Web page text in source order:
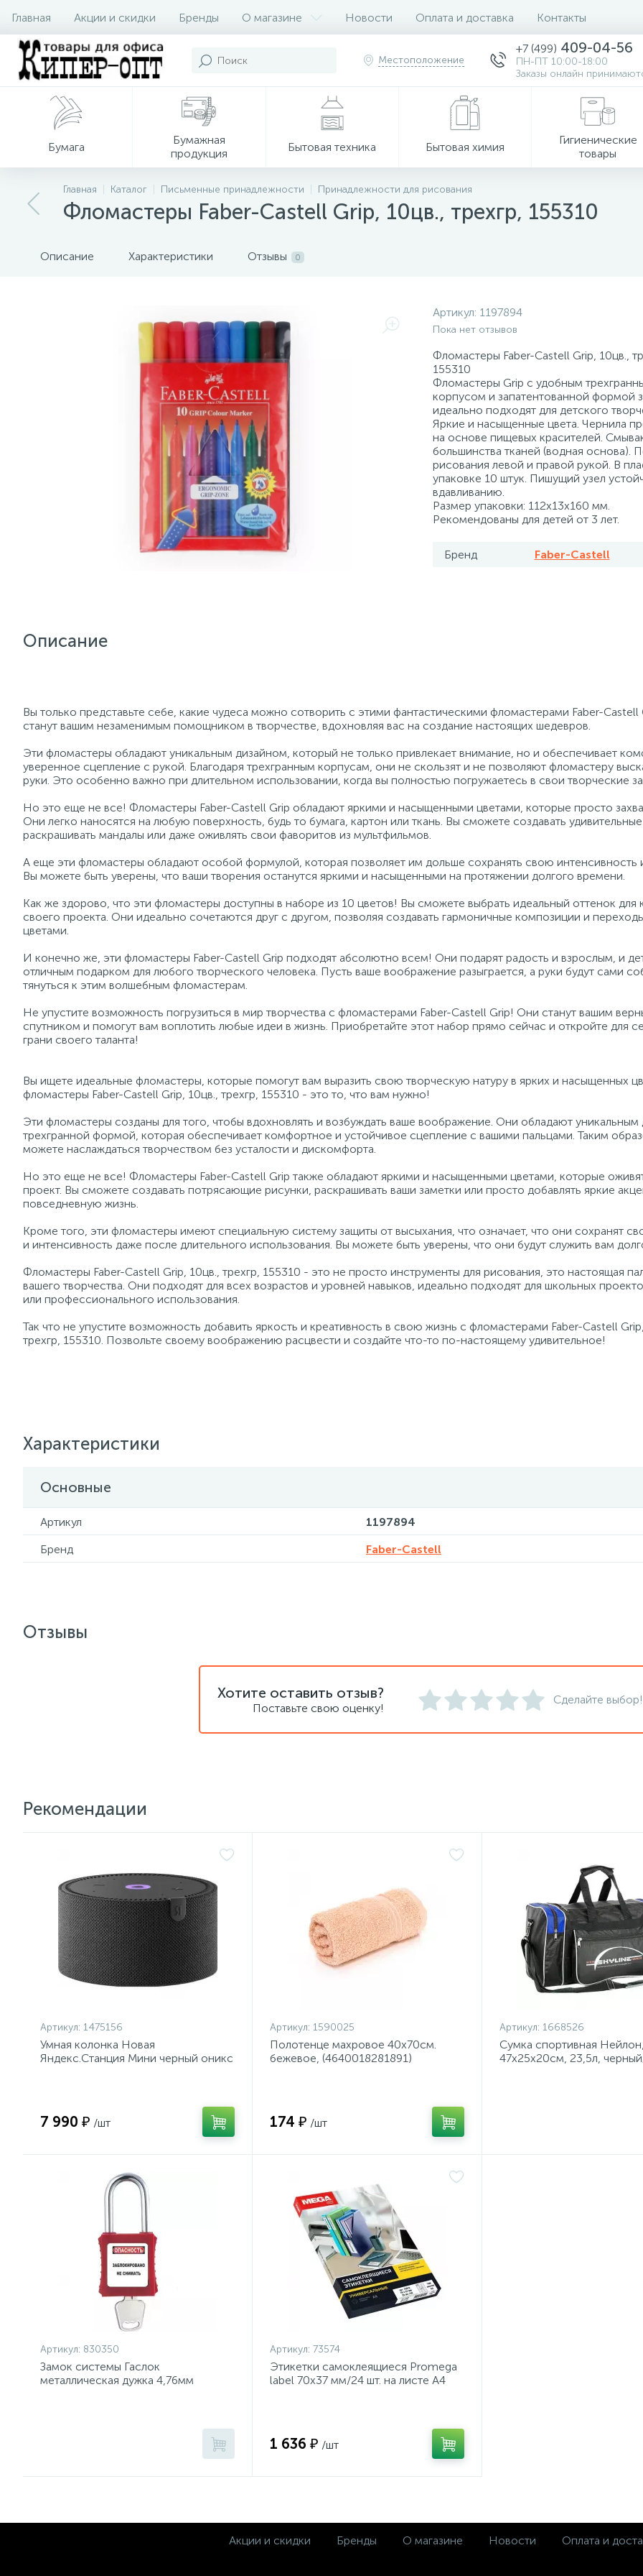
Главная Акции и скидки Бренды О магазине Новости Оплата и доставка Контакты
Местоположение
+7 (499) 409-04-56
ПН-ПТ 10:00-18:00
Заказы онлайн
Бумага
Бумажная
продукция
Бытовая техника Бытовая химия
Гигиенические
товары
Главная Каталог Письменные принадлежности Принадлежности для рисования
Фломастеры Faber-Castell Grip, 10цв., трехгр, 155310
Описание Характеристики Отзывы 0
Артикул: 1197894
Пока нет отзывов
Фломастеры Faber-Castell Grip, 10цв.,
155310
Фломастеры Grip с удобным
корпусом и запатентованной формой
идеально подходят для детского
Яркие и насыщенные цвета. Чернила
на основе пищевых красителей.
большинства тканей (водная основа).
рисования левой и правой рукой. В
упаковке 10 штук. Пишущий узел
вдавливанию.
Размер упаковки: 112х13х160 мм.
Рекомендованы для детей от 3 лет.
Бренд Faber-Castell
Описание
Вы только представьте себе, какие чудеса можно сотворить с этими фантастическими фломастерами Faber-
станут вашим незаменимым помощником в творчестве, вдохновляя вас на создание настоящих шедевров.
Эти фломастеры обладают уникальным дизайном, который не только привлекает внимание, но и обеспечивает
уверенное сцепление с рукой. Благодаря трехгранным корпусам, они не скользят и не позволяют фломастеру
руки. Это особенно важно при длительном использовании, когда вы полностью погружаетесь в свои творческие
Но это еще не все! Фломастеры Faber-Castell Grip обладают яркими и насыщенными цветами, которые просто
Они легко наносятся на любую поверхность, будь то бумага, картон или ткань. Вы сможете создавать
раскрашивать мандалы или даже оживлять свои фаворитов из мультфильмов.
А еще эти фломастеры обладают особой формулой, которая позволяет им дольше сохранять свою интенсивность
Вы можете быть уверены, что ваши творения останутся яркими и насыщенными на протяжении долгого времени.
Как же здорово, что эти фломастеры доступны в наборе из 10 цветов! Вы сможете выбрать идеальный оттенок для
своего проекта. Они идеально сочетаются друг с другом, позволяя создавать гармоничные композиции и
цветами.
И конечно же, эти фломастеры Faber-Castell Grip подходят абсолютно всем! Они подарят радость и взрослым, и
отличным подарком для любого творческого человека. Пусть ваше воображение разыграется, а руки будут сами
тянуться к этим волшебным фломастерам.
Не упустите возможность погрузиться в мир творчества с фломастерами Faber-Castell Grip! Они станут вашим
спутником и помогут вам воплотить любые идеи в жизнь. Приобретайте этот набор прямо сейчас и откройте для
грани своего таланта!
Вы ищете идеальные фломастеры, которые помогут вам выразить свою творческую натуру в ярких и насыщенных
фломастеры Faber-Castell Grip, 10цв., трехгр, 155310 - это то, что вам нужно!
Эти фломастеры созданы для того, чтобы вдохновлять и возбуждать ваше воображение. Они обладают уникальным
трехгранной формой, которая обеспечивает комфортное и устойчивое сцепление с вашими пальцами. Таким
можете наслаждаться творчеством без усталости и дискомфорта.
Но это еще не все! Фломастеры Faber-Castell Grip также обладают яркими и насыщенными цветами, которые
проект. Вы сможете создавать потрясающие рисунки, раскрашивать ваши заметки или просто добавлять яркие
повседневную жизнь.
Кроме того, эти фломастеры имеют специальную систему защиты от высыхания, что означает, что они сохранят
и интенсивность даже после длительного использования. Вы можете быть уверены, что они будут служить вам
Фломастеры Faber-Castell Grip, 10цв., трехгр, 155310 - это не просто инструменты для рисования, это настоящая
вашего творчества. Они подходят для всех возрастов и уровней навыков, идеально подходят для школьных
или профессионального использования.
Так что не упустите возможность добавить яркость и креативность в свою жизнь с фломастерами Faber-Castell
трехгр, 155310. Позвольте своему воображению расцвести и создайте что-то по-настоящему удивительное!
Характеристики
Основные
Артикул
1197894
Бренд
Faber-Castell
Отзывы
Хотите оставить отзыв?
Поставьте свою оценку!
Сделайте выбор!
Рекомендации
Артикул: 1475156
Умная колонка Новая
Яндекс.Станция Мини черный оникс
7 990 ₽ /шт
Артикул: 1590025
Полотенце махровое 40х70см.
бежевое, (4640018281891)
174 ₽ /шт
Артикул: 1668526
Сумка спортивная Нейлон,
47х25х20см, 23,5л,
Артикул: 830350
Замок системы Гаслок
металлическая дужка 4,76мм
Артикул: 73574
Этикетки самоклеящиеся Promega
label 70х37 мм/24 шт. на листе А4
1 636 ₽ /шт
Акции и скидки Бренды О магазине Новости Оплата и